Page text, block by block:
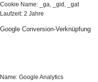
Cookie Name: _ga, _gid, _gat
Laufzeit: 2 Jahre
Google Conversion-Verknüpfung
Name: Google Analytics